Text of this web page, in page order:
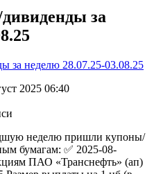
за
2025 06:40
неделю пришли купоны/
бумагам: ✅ 2025-08-
ПАО «Транснефть» (ап)